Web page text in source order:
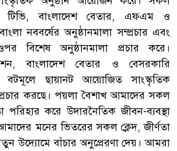
টিভি, বাংলাদেশ বেতার, এফএম ও
নববর্ষের অনুষ্ঠানমালা সম্প্রচার এবং
বিশেষ অনুষ্ঠানমালা প্রচার করে।
বাংলাদেশ বেতার ও বেসরকারি
বটমূলে ছায়ানট আয়োজিত সাংস্কৃতিক
করছে। পয়লা বৈশাখ আমাদের সকল
পরিহার করে উদারনৈতিক জীবন-ব্যবস্থা
মনের ভিতরের সকল ক্লেদ, জীর্ণতা
উদ্যোমে বাঁচার অনুপ্রেরণা দেয়। আমরা